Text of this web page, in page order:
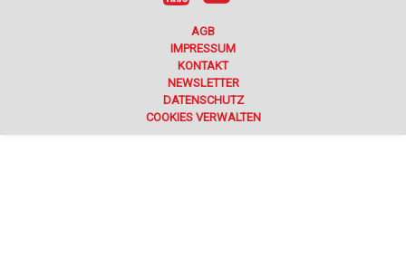
AGB
IMPRESSUM
KONTAKT
NEWSLETTER
DATENSCHUTZ
COOKIES VERWALTEN